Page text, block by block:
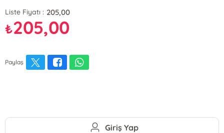
Liste Fiyatı : 205,00
₺205,00
Paylaş
Giriş Yap